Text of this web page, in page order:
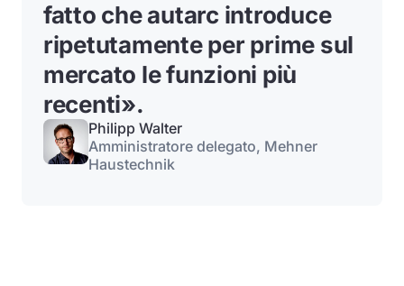
fatto che autarc introduce
ripetutamente per prime sul
mercato le funzioni più
recenti».
Philipp Walter
Amministratore delegato, Mehner
Haustechnik